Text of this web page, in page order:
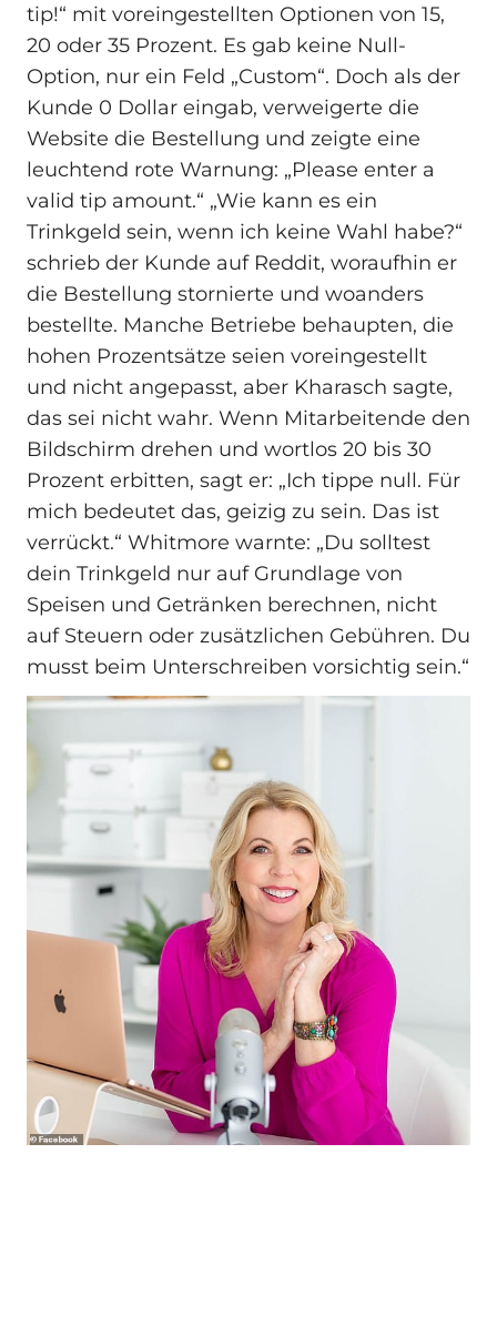
tip!“ mit voreingestellten Optionen von 15,
20 oder 35 Prozent. Es gab keine Null-
Option, nur ein Feld „Custom“. Doch als der
Kunde 0 Dollar eingab, verweigerte die
Website die Bestellung und zeigte eine
leuchtend rote Warnung: „Please enter a
valid tip amount.“ „Wie kann es ein
Trinkgeld sein, wenn ich keine Wahl habe?“
schrieb der Kunde auf Reddit, woraufhin er
die Bestellung stornierte und woanders
bestellte. Manche Betriebe behaupten, die
hohen Prozentsätze seien voreingestellt
und nicht angepasst, aber Kharasch sagte,
das sei nicht wahr. Wenn Mitarbeitende den
Bildschirm drehen und wortlos 20 bis 30
Prozent erbitten, sagt er: „Ich tippe null. Für
mich bedeutet das, geizig zu sein. Das ist
verrückt.“ Whitmore warnte: „Du solltest
dein Trinkgeld nur auf Grundlage von
Speisen und Getränken berechnen, nicht
auf Steuern oder zusätzlichen Gebühren. Du
musst beim Unterschreiben vorsichtig sein.“